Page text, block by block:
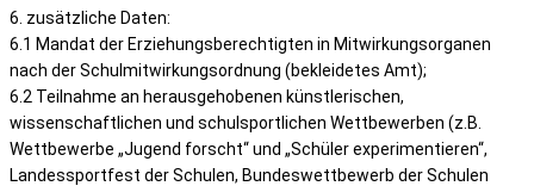
6. zusätzliche Daten:
6.1 Mandat der Erziehungsberechtigten in Mitwirkungsorganen
nach der Schulmitwirkungsordnung (bekleidetes Amt);
6.2 Teilnahme an herausgehobenen künstlerischen,
wissenschaftlichen und schulsportlichen Wettbewerben (z.B.
Wettbewerbe „Jugend forscht“ und „Schüler experimentieren“,
Landessportfest der Schulen, Bundeswettbewerb der Schulen